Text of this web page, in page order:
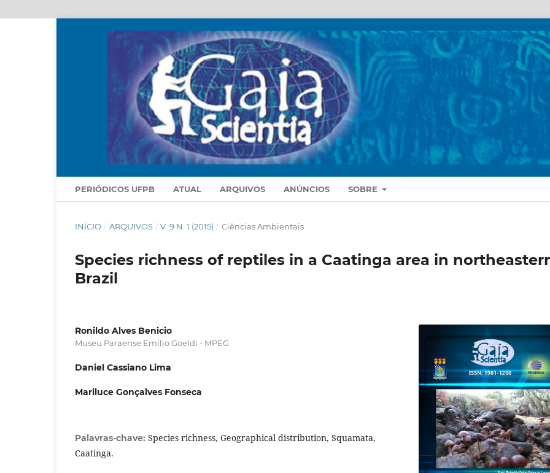
PERIÓDICOS UFPB ATUAL ARQUIVOS ANÚNCIOS SOBRE
INÍCIO / ARQUIVOS / V. 9 N. 1 (2015) / Ciências Ambientais
Species richness of reptiles in a Caatinga area in
Brazil
Ronildo Alves Benicio
Museu Paraense Emílio Goeldi - MPEG
Daniel Cassiano Lima
Mariluce Gonçalves Fonseca
Palavras-chave: Species richness, Geographical distribution, Squamata,
Caatinga.